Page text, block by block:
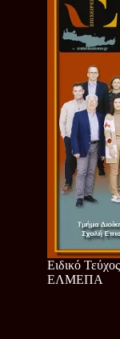
Ειδικό
ΕΛΜΕΠΑ